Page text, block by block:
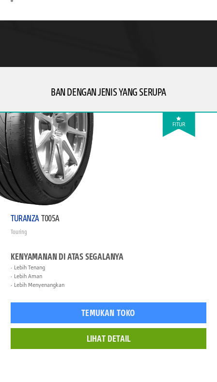
BAN DENGAN JENIS YANG SERUPA
FITUR
TURANZAT005A
Touring
KENYAMANAN DI ATAS SEGALANYA
Lebih Tenang
Lebih Aman
Lebih Menyenangkan
TEMUKAN TOKO
LIHAT DETAIL